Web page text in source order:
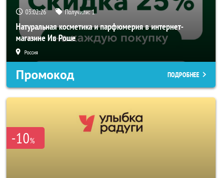
03:02:24 Получили:1
Натуральная косметика и парфюмерия в интернет-
магазине Ив Роше
Россия
Промокод ПОДРОБНЕЕ
-10%